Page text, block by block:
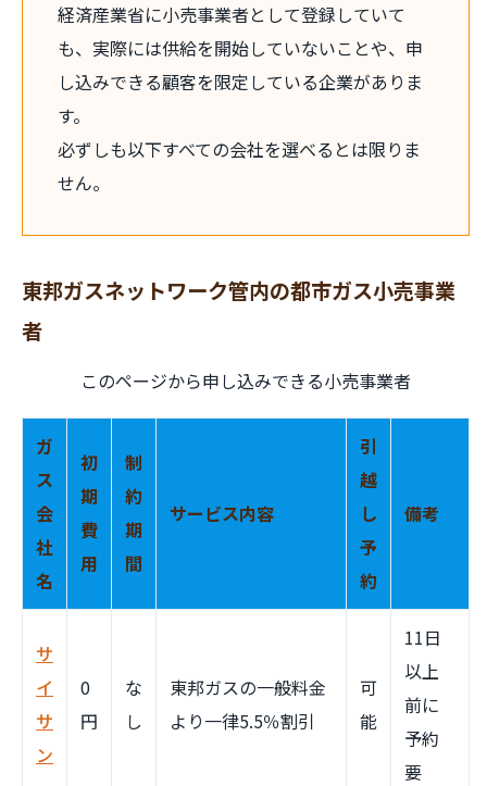
経済産業省に小売事業者として登録していて
も、実際には供給を開始していないことや、申
し込みできる顧客を限定している企業がありま
す。
必ずしも以下すべての会社を選べるとは限りま
せん。
東邦ガスネットワーク管内の都市ガス小売事業
者
このページから申し込みできる小売事業者
ガ
ス
会
社
名
初
期
費
用
制
約
期
間
サービス内容
引
越
し
予
約
備考
サ
イ
サ
ン
0
円
な
し
東邦ガスの一般料金
より一律5.5％割引
可
能
11日
以上
前に
予約
要